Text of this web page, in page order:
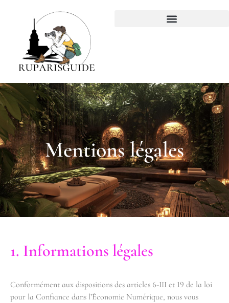
Mentions légales
1. Informations légales
Conformément aux dispositions des articles 6-III et 19 de la loi
pour la Confiance dans l’Économie Numérique, nous vous